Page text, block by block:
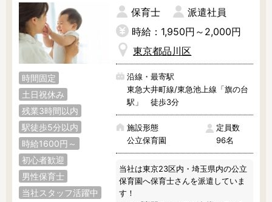
室の前は園児たちのお気に入りスポ
ット♪
派遣スタッフさんも、定時できっち
り上がれていますよ。
まずは見学からでも大歓迎！ぜひ、
お気軽にご相談くださいね。
時間固定
土日祝休み
残業3時間以内
駅徒歩5分以内
時給1600円～
初心者歓迎
男性保育士
当社スタッフ活躍中
保育士
派遣社員
時給：1,950円～2,000円
東京都品川区
沿線・最寄駅
東急大井町線/東急池上線「旗の台
駅」 徒歩3分
施設形態
公立保育園
定員数
96名
当社は東京23区内・埼玉県内の公立
保育園へ保育士さんを派遣していま
す！